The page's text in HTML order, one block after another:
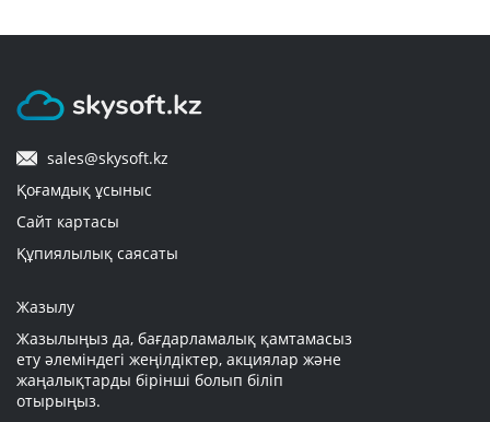
электронный ключ, если он не использовался
и не прошло 2 недели?
8. Я приобрел в вашем магазине ключ Office
можно активировать на 5 разных устройствах.
После активации на первом устройстве при
пишется что ключ уже использован. Меня
обманули? Кто применил мой ключ?
9. Я хочу приобрести в вашем магазине
sales@skysoft.kz
Қоғамдық ұсыныс
Сайт картасы
Құпиялылық саясаты
Жазылу
Жазылыңыз да, бағдарламалық қамтамасыз
ету әлеміндегі жеңілдіктер, акциялар және
жаңалықтарды бірінші болып біліп
отырыңыз.